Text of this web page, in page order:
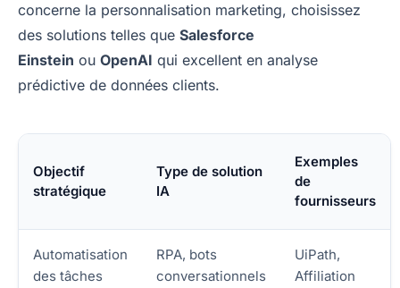
concerne la personnalisation marketing, choisissez
des solutions telles que Salesforce
Einstein ou OpenAI qui excellent en analyse
prédictive de données clients.
Objectif
stratégique
Type de solution
IA
Exemples
de
fournisseurs
Automatisation
des tâches
RPA, bots
conversationnels
UiPath,
Affiliation